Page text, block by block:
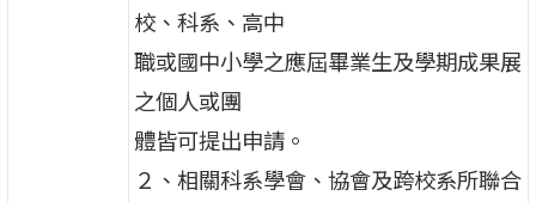
校、科系、高中
職或國中小學之應屆畢業生及學期成果展
之個人或團
體皆可提出申請。
２、相關科系學會、協會及跨校系所聯合